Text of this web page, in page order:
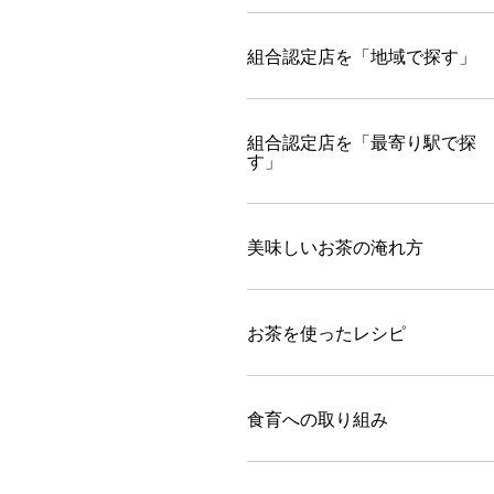
組合認定店を「地域で探す」
組合認定店を「最寄り駅で探
す」
美味しいお茶の淹れ方
お茶を使ったレシピ
食育への取り組み